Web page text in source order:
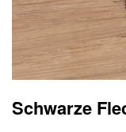
Schwarze